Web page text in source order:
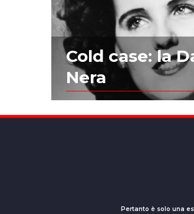
Cold case: la
Nera
Pertanto è solo una